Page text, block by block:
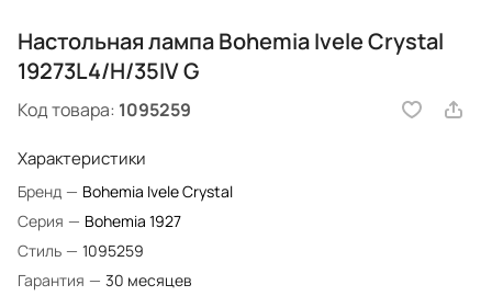
Настольная лампа Bohemia Ivele Crystal
19273L4/H/35IV G
Код товара: 1095259
Характеристики
Бренд — Bohemia Ivele Crystal
Серия — Bohemia 1927
Стиль — 1095259
Гарантия — 30 месяцев